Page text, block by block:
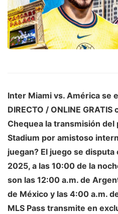
Inter Miami vs. América se
DIRECTO / ONLINE
Chequea la transmisión
Stadium por amistoso
juegan? El juego se
2025, a las 10:00 de la
son las 12:00 a.m. de
de México y las 4:00 a.m.
MLS Pass transmite en